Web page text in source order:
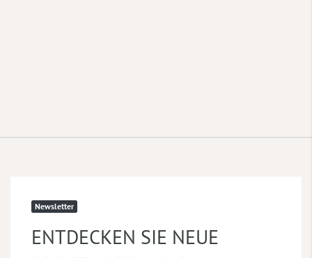
Newsletter
ENTDECKEN SIE NEUE